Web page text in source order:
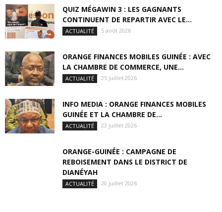
QUIZ MÉGAWIN 3 : LES GAGNANTS
CONTINUENT DE REPARTIR AVEC LE...
ACTUALITÉ 5 août 2026
ORANGE FINANCES MOBILES GUINÉE : AVEC
LA CHAMBRE DE COMMERCE, UNE...
ACTUALITÉ 25 juillet 2026
INFO MEDIA : ORANGE FINANCES MOBILES
GUINÉE ET LA CHAMBRE DE...
ACTUALITÉ 23 juillet 2026
ORANGE-GUINÉE : CAMPAGNE DE
REBOISEMENT DANS LE DISTRICT DE
DIANÉYAH
ACTUALITÉ 20 juillet 2026